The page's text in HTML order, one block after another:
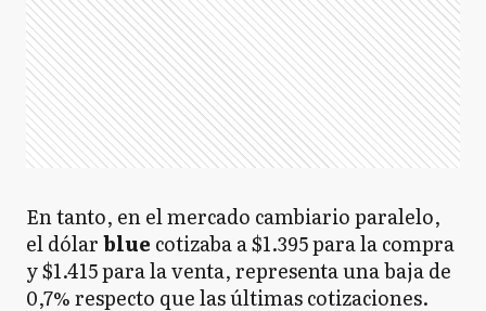
En tanto, en el mercado cambiario paralelo,
el dólarblue cotizaba a $1.395 para la compra
y $1.415 para la venta, representa una baja de
0,7% respecto que las últimas cotizaciones.